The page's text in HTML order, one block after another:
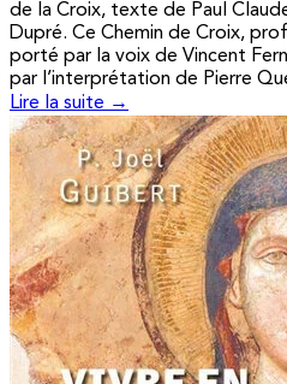
de la Croix, texte de Paul
Dupré. Ce Chemin de Croix,
porté par la voix de Vincent
par l’interprétation de Pierre
Lire la suite →